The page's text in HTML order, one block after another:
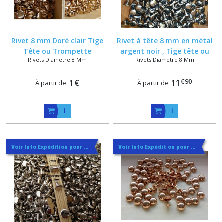
Rivet 8 mm Doré clair Tige
Tête ou Trompette
Rivets Diametre 8 Mm
À partir de 1 €
Rivet à tête 8 mm en métal
argent noir , Tige tête ou
trompette
Rivets Diametre 8 Mm
À partir de 11 €90
Voir Info Expédition pour Régler les Frais de Port au Meilleur Prix , En haut d'ecran à Droite Voir Info Expédition pour Régler les Frais de Port au Meilleur Prix , En haut d'ecran à Droite
TUBULAIRE
DE
CEINTURE